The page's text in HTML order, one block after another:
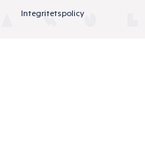
Integritetspolicy